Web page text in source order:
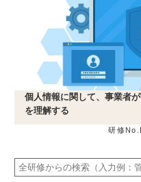
個人情報に関して、事業者
を理解する
研修